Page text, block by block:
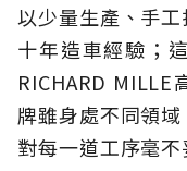
以少量生產、手
十年造車經驗；
RICHARD
牌雖身處不同領
對每一道工序毫不